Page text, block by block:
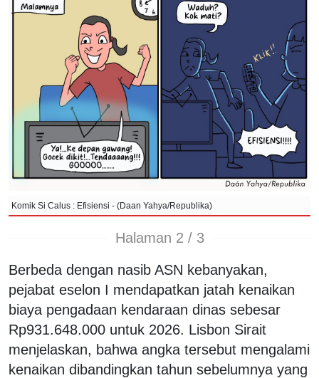
Komik Si Calus : Efisiensi - (Daan Yahya/Republika)
Halaman 2 / 3
Berbeda dengan nasib ASN kebanyakan,
pejabat eselon I mendapatkan jatah kenaikan
biaya pengadaan kendaraan dinas sebesar
Rp931.648.000 untuk 2026. Lisbon Sirait
menjelaskan, bahwa angka tersebut mengalami
kenaikan dibandingkan tahun sebelumnya yang